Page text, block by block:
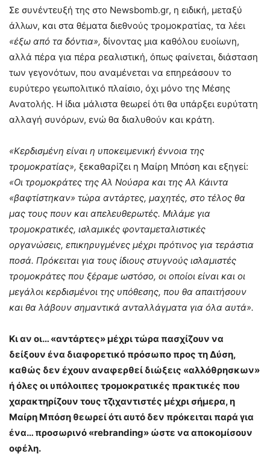
Σε συνέντευξή της στο Newsbomb.gr, η ειδική, μεταξύ
άλλων, και στα θέματα διεθνούς τρομοκρατίας, τα λέει
«έξω από τα δόντια», δίνοντας μια καθόλου ευοίωνη,
αλλά πέρα για πέρα ρεαλιστική, όπως φαίνεται, διάσταση
των γεγονότων, που αναμένεται να επηρεάσουν το
ευρύτερο γεωπολιτικό πλαίσιο, όχι μόνο της Μέσης
Ανατολής. Η ίδια μάλιστα θεωρεί ότι θα υπάρξει ευρύτατη
αλλαγή συνόρων, ενώ θα διαλυθούν και κράτη.
«Κερδισμένη είναι η υποκειμενική έννοια της
τρομοκρατίας», ξεκαθαρίζει η Μαίρη Μπόση και εξηγεί:
«Οι τρομοκράτες της Αλ Νούσρα και της Αλ Κάιντα
«βαφτίστηκαν» τώρα αντάρτες, μαχητές, στο τέλος θα
μας τους πουν και απελευθερωτές. Μιλάμε για
τρομοκρατικές, ισλαμικές φονταμεταλιστικές
οργανώσεις, επικηρυγμένες μέχρι πρότινος για τεράστια
ποσά. Πρόκειται για τους ίδιους στυγνούς ισλαμιστές
τρομοκράτες που ξέραμε ωστόσο, οι οποίοι είναι και οι
μεγάλοι κερδισμένοι της υπόθεσης, που θα απαιτήσουν
και θα λάβουν σημαντικά ανταλλάγματα για όλα αυτά».
Κι αν οι… «αντάρτες» μέχρι τώρα πασχίζουν να
δείξουν ένα διαφορετικό πρόσωπο προς τη Δύση,
καθώς δεν έχουν αναφερθεί διώξεις «αλλόθρησκων»
ή όλες οι υπόλοιπες τρομοκρατικές πρακτικές που
χαρακτηρίζουν τους τζιχαντιστές μέχρι σήμερα, η
Μαίρη Μπόση θεωρεί ότι αυτό δεν πρόκειται παρά για
ένα… προσωρινό «rebranding» ώστε να αποκομίσουν
οφέλη.